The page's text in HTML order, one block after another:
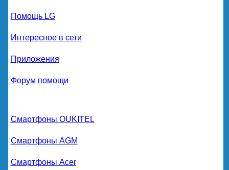
Помощь LG
Интересное в сети
Приложения
Форум помощи
Смартфоны OUKITEL
Смартфоны AGM
Смартфоны Acer